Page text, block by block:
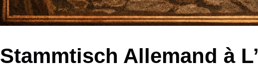
Stammtisch Allemand à L’